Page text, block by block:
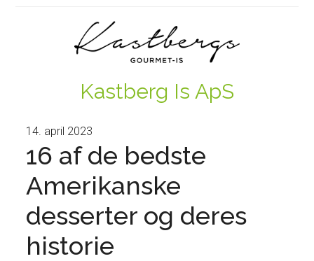
Kastberg Is ApS
14. april 2023
16 af de bedste
Amerikanske
desserter og deres
historie